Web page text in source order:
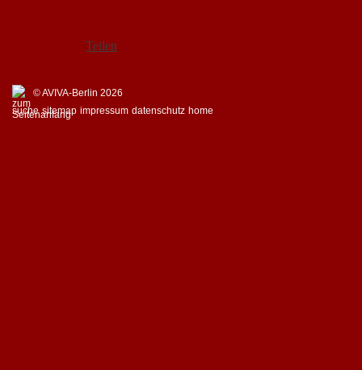
Teilen
© AVIVA-Berlin 2026
suche sitemap impressum datenschutz home